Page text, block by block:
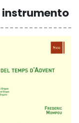
instrumento